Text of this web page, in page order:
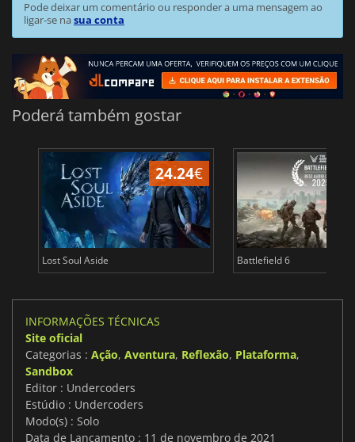
Pode deixar um comentário ou responder a uma mensagem ao
ligar-se nasua conta
Poderá também gostar
24.24€
Lost Soul Aside Battlefield 6
INFORMAÇÕES TÉCNICAS
Site oficial
Categorias : Ação, Aventura, Reflexão, Plataforma,
Sandbox
Editor : Undercoders
Estúdio : Undercoders
Modo(s) : Solo
Data de Lançamento : 11 de novembro de 2021